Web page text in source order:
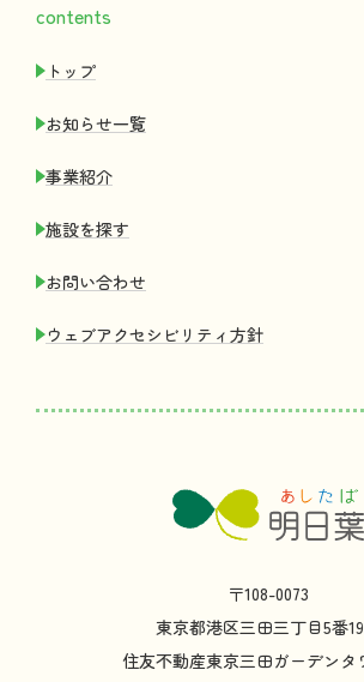
contents
トップ
お知 らせ一覧
事業紹介
施設を探す
お問い合わせ
ウェブアクセシビリティ 方針
〒108-0073
東京都港区三田三丁目5番19
住友不動産東京三田ガーデンタ